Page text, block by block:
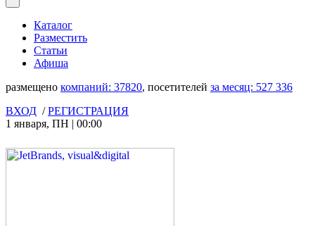
Каталог
Разместить
Статьи
Афиша
размещено компаний: 37820, посетителей за месяц: 527 336
ВХОД /РЕГИСТРАЦИЯ
1 января, ПН | 00:00